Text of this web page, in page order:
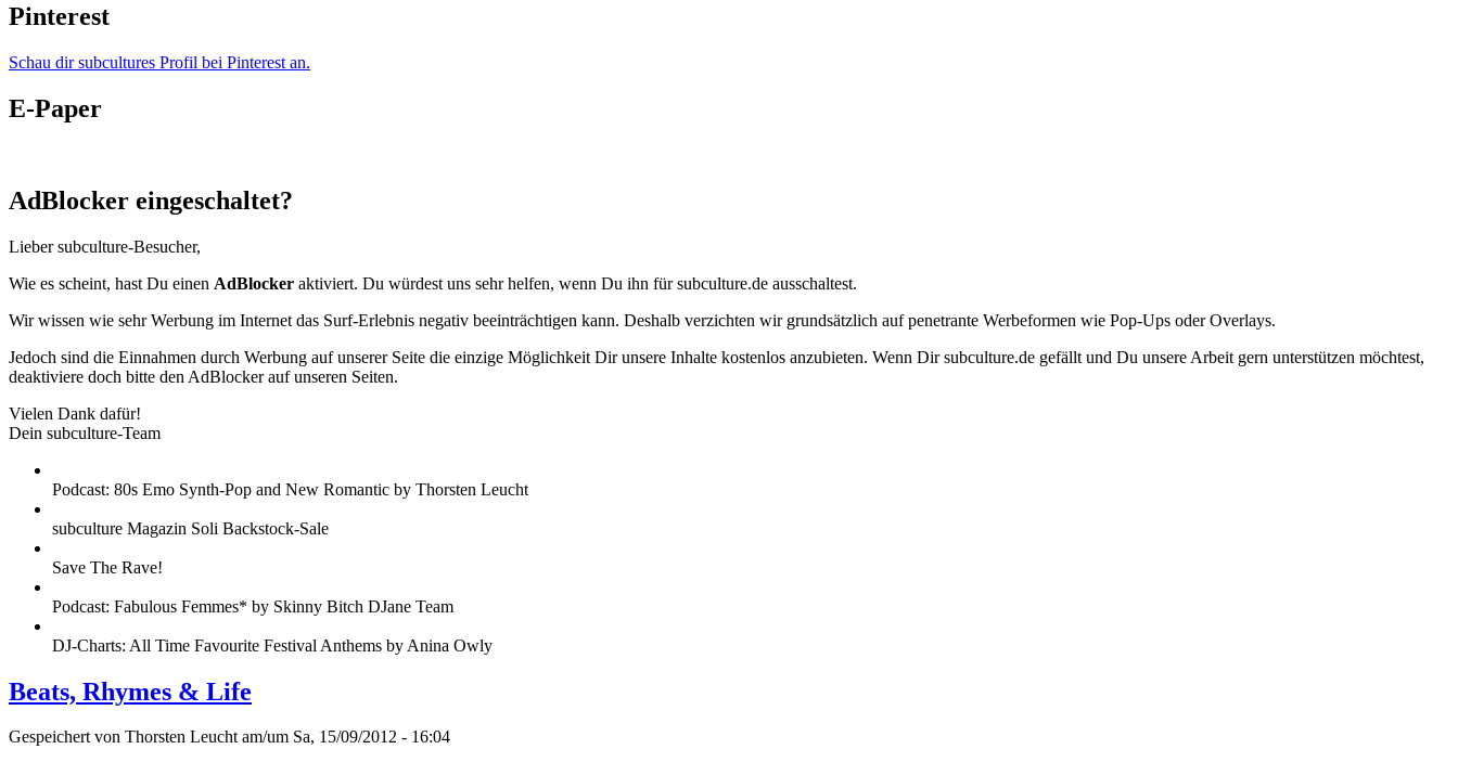
Pinterest
Schau dir subcultures Profil bei Pinterest an.
E-Paper
AdBlocker eingeschaltet?
Lieber subculture-Besucher,
Wie es scheint, hast Du einen AdBlocker aktiviert. Du würdest uns sehr helfen, wenn Du ihn für subculture.de ausschaltest.
Wir wissen wie sehr Werbung im Internet das Surf-Erlebnis negativ beeinträchtigen kann. Deshalb verzichten wir grundsätzlich auf penetrante Werbeformen wie Pop-Ups oder Overlays.
Jedoch sind die Einnahmen durch Werbung auf unserer Seite die einzige Möglichkeit Dir unsere Inhalte kostenlos anzubieten. Wenn Dir subculture.de gefällt und Du unsere Arbeit gern unterstützen möchtest,
deaktiviere doch bitte den AdBlocker auf unseren Seiten.
Vielen Dank dafür!
Dein subculture-Team
Podcast: 80s Emo Synth-Pop and New Romantic by Thorsten Leucht
subculture Magazin Soli Backstock-Sale
Save The Rave!
Podcast: Fabulous Femmes* by Skinny Bitch DJane Team
DJ-Charts: All Time Favourite Festival Anthems by Anina Owly
Beats, Rhymes & Life
Gespeichert von Thorsten Leuchtam/um Sa, 15/09/2012 - 16:04